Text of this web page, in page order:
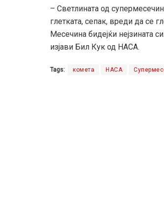
– Светлината од
глетката, сепак, вреди да се
Месечина бидејќи нејзината
изјави Бил Кук од НАСА.
Tags: комета НАСА